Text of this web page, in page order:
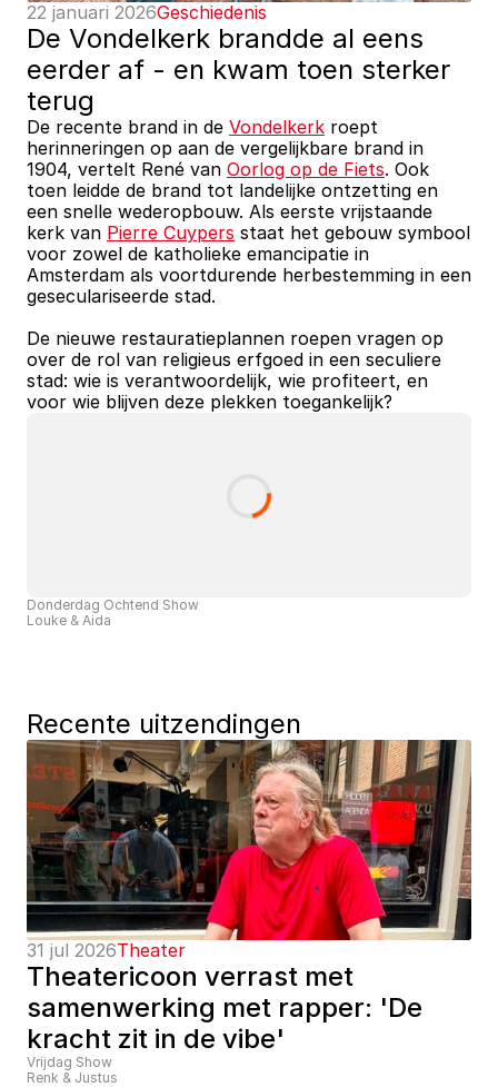
22 januari 2026Geschiedenis
De Vondelkerk brandde al eens
eerder af - en kwam toen sterker
terug
De recente brand in de Vondelkerk roept
herinneringen op aan de vergelijkbare brand in
1904, vertelt René van Oorlog op de Fiets. Ook
toen leidde de brand tot landelijke ontzetting en
een snelle wederopbouw. Als eerste vrijstaande
kerk van Pierre Cuypers staat het gebouw symbool
voor zowel de katholieke emancipatie in
Amsterdam als voortdurende herbestemming in een
geseculariseerde stad.
De nieuwe restauratieplannen roepen vragen op
over de rol van religieus erfgoed in een seculiere
stad: wie is verantwoordelijk, wie profiteert, en
voor wie blijven deze plekken toegankelijk?
Donderdag Ochtend Show
Louke & Aida
Recente uitzendingen
31 jul 2026Theater
Theatericoon verrast met
samenwerking met rapper: 'De
kracht zit in de vibe'
Vrijdag Show
Renk & Justus